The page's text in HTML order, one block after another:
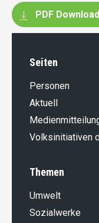
PDF Download
Seiten
Personen
Aktuell
Volksinitiativen
Themen
Umwelt
Sozialwerke